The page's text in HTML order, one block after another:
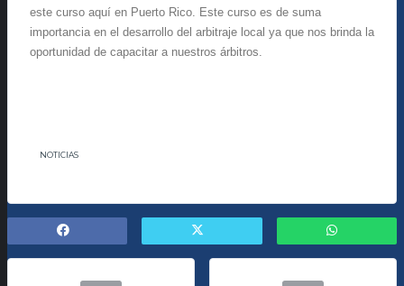
este curso aquí en Puerto Rico. Este curso es de suma
importancia en el desarrollo del arbitraje local ya que nos brinda la
oportunidad de capacitar a nuestros árbitros.
NOTICIAS